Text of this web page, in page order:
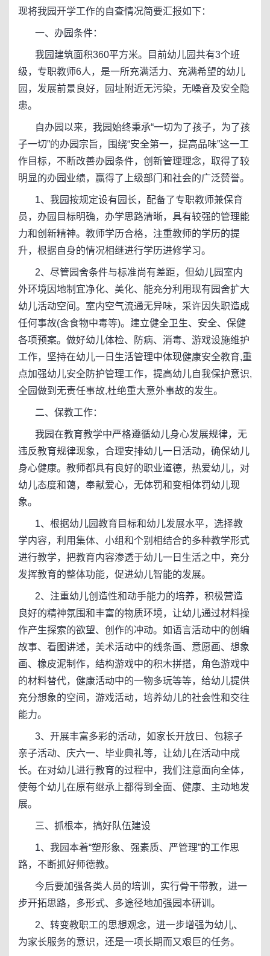
现将我园开学工作的自查情况简要汇报如下：
一、办园条件：
我园建筑面积360平方米。目前幼儿园共有3个班
级，专职教师6人，是一所充满活力、充满希望的幼儿
园，发展前景良好，园址附近无污染，无噪音及安全隐
患。
自办园以来，我园始终秉承“一切为了孩子，为了孩
子一切”的办园宗旨，围绕“安全第一，提高品味”这一工
作目标，不断改善办园条件，创新管理理念，取得了较
明显的办园业绩，赢得了上级部门和社会的广泛赞誉。
1、我园按规定设有园长，配备了专职教师兼保育
员，办园目标明确，办学思路清晰，具有较强的管理能
力和创新精神。教师学历合格，注重教师的学历的提
升，根据自身的情况相继进行学历进修学习。
2、尽管园舍条件与标准尚有差距，但幼儿园室内
外环境因地制宜净化、美化、能充分利用现有园舍扩大
幼儿活动空间。室内空气流通无异味，采许因失职造成
任何事故(含食物中毒等)。建立健全卫生、安全、保健
各项预案。做好幼儿体检、防病、消毒、游戏设施维护
工作，坚持在幼儿一日生活管理中体现健康安全教育,重
点加强幼儿安全防护管理工作，提高幼儿自我保护意识,
全园做到无责任事故,杜绝重大意外事故的发生。
二、保教工作：
我园在教育教学中严格遵循幼儿身心发展规律，无
违反教育规律现象，合理安排幼儿一日活动，确保幼儿
身心健康。教师都具有良好的职业道德，热爱幼儿，对
幼儿态度和蔼，奉献爱心，无体罚和变相体罚幼儿现
象。
1、根据幼儿园教育目标和幼儿发展水平，选择教
学内容，利用集体、小组和个别相结合的多种教学形式
进行教学，把教育内容渗透于幼儿一日生活之中，充分
发挥教育的整体功能，促进幼儿智能的发展。
2、注重幼儿创造性和动手能力的培养，积极营造
良好的精神氛围和丰富的物质环境，让幼儿通过材料操
作产生探索的欲望、创作的冲动。如语言活动中的创编
故事、看图讲述，美术活动中的线条画、意愿画、想象
画、橡皮泥制作，结构游戏中的积木拼搭，角色游戏中
的材料替代，健康活动中的一物多玩等等，给幼儿提供
充分想象的空间，游戏活动，培养幼儿的社会性和交往
能力。
3、开展丰富多彩的活动，如家长开放日、包粽子
亲子活动、庆六一、毕业典礼等，让幼儿在活动中成
长。在对幼儿进行教育的过程中，我们注意面向全体，
使每个幼儿在原有继承上都得到全面、健康、主动地发
展。
三、抓根本，搞好队伍建设
1、我园本着“塑形象、强素质、严管理”的工作思
路，不断抓好师德教。
今后要加强各类人员的培训，实行骨干带教，进一
步开拓思路，多形式、多途径地加强园本研训。
2、转变教职工的思想观念，进一步增强为幼儿、
为家长服务的意识，还是一项长期而又艰巨的任务。